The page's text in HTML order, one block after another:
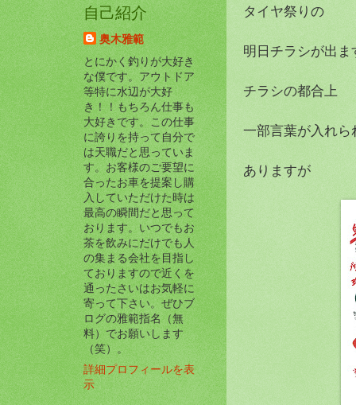
タイヤ祭りの
明日チラシが出ま
チラシの都合上
一部言葉が入れら
ありますが
自己紹介
奥木雅範
とにかく釣りが大好き
な僕です。アウトドア
等特に水辺が大好
き！！もちろん仕事も
大好きです。この仕事
に誇りを持って自分で
は天職だと思っていま
す。お客様のご要望に
合ったお車を提案し購
入していただけた時は
最高の瞬間だと思って
おります。いつでもお
茶を飲みにだけでも人
の集まる会社を目指し
ておりますので近くを
通ったさいはお気軽に
寄って下さい。ぜひブ
ログの雅範指名（無
料）でお願いします
（笑）。
詳細プロフィールを表
示